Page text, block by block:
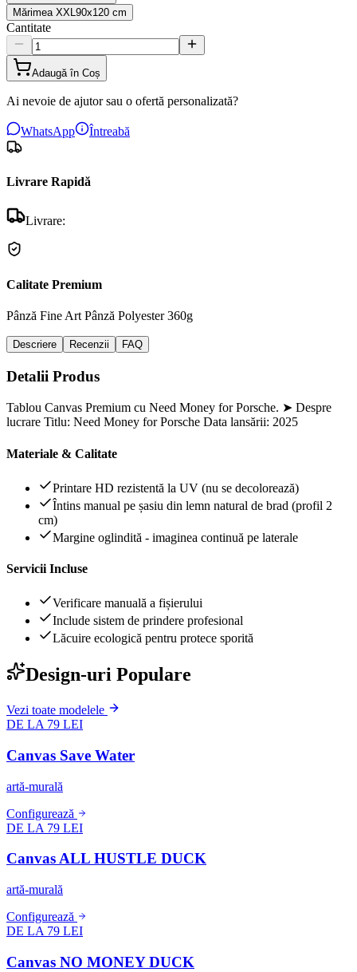
Mărimea XXL 90x120 cm
Cantitate
Adaugă în Coș
Ai nevoie de ajutor sau o ofertă personalizată?
WhatsApp Întreabă
Livrare Rapidă
Livrare:
Calitate Premium
Pânză Fine Art Pânză Polyester 360g
Descriere Recenzii FAQ
Detalii Produs
Tablou Canvas Premium cu Need Money for Porsche. ➤ Despre
lucrare Titlu: Need Money for Porsche Data lansării: 2025
Materiale & Calitate
Printare HD rezistentă la UV (nu se decolorează)
Întins manual pe șasiu din lemn natural de brad (profil 2
cm)
Margine oglindită - imaginea continuă pe laterale
Servicii Incluse
Verificare manuală a fișierului
Include sistem de prindere profesional
Lăcuire ecologică pentru protece sporită
Design-uri Populare
Vezi toate modelele
DE LA 79 LEI
Canvas Save Water
artă-murală
Configurează
DE LA 79 LEI
Canvas ALL HUSTLE DUCK
artă-murală
Configurează
DE LA 79 LEI
Canvas NO MONEY DUCK